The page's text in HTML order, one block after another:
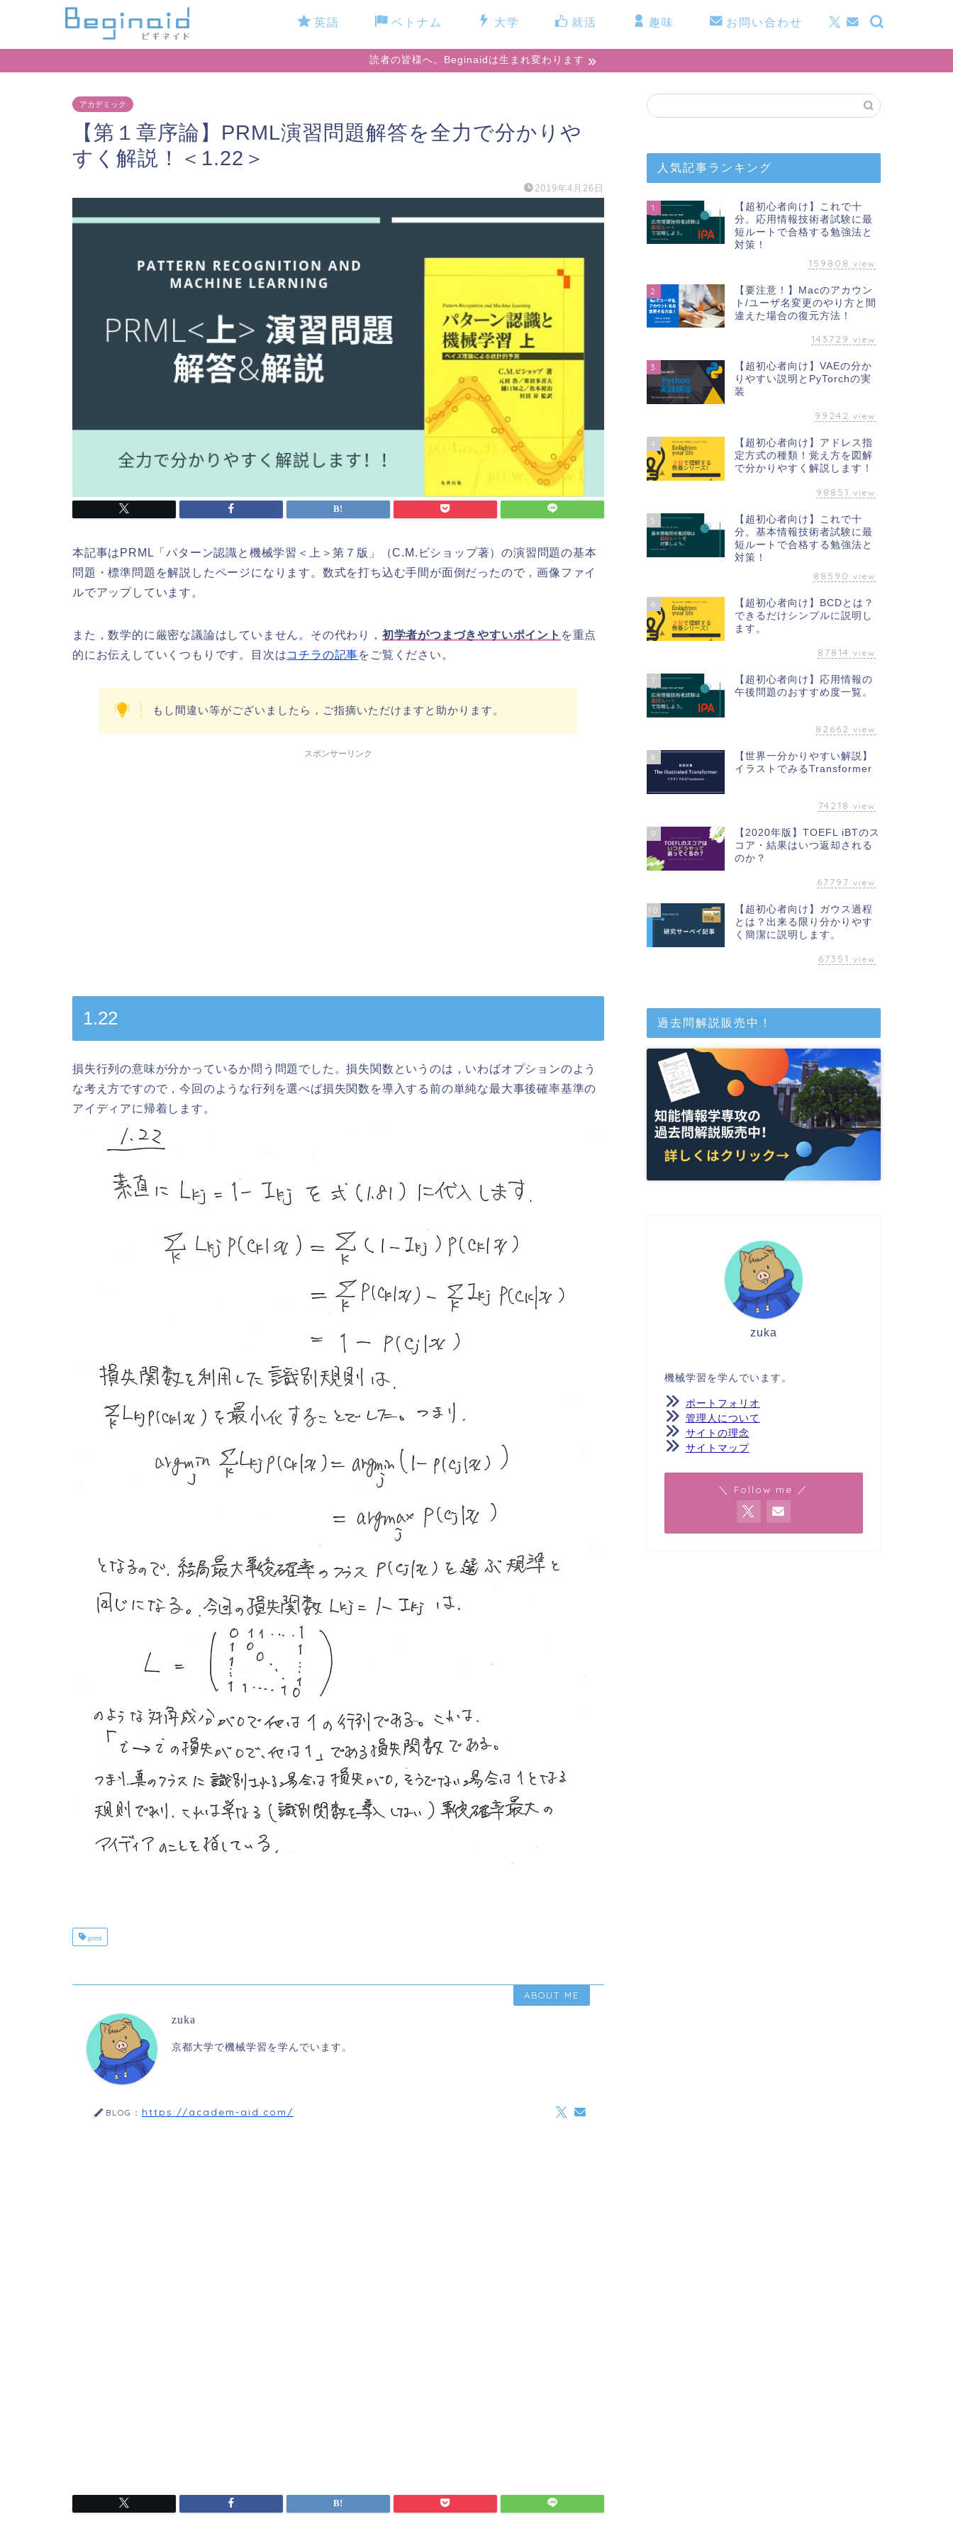
英語 ベトナム 大学 就活 趣味 お問い合わせ
読者の皆様へ。Beginaidは生まれ変わります
アカデミック
【第１章序論】PRML演習問題解答を全力で分かりや
すく解説！＜1.22＞
2019年4月26日
本記事はPRML「パターン認識と機械学習＜上＞第７版」（C.M.ビショップ著）の演習問題の基本
問題・標準問題を解説したページになります。数式を打ち込む手間が面倒だったので，画像ファイ
ルでアップしています。
また，数学的に厳密な議論はしていません。その代わり， 初学者がつまづきやすいポイント を重点
的にお伝えしていくつもりです。目次はコチラの記事をご覧ください。
もし間違い等がございましたら，ご指摘いただけますと助かります。
スポンサーリンク
1.22
損失行列の意味が分かっているか問う問題でした。損失関数というのは，いわばオプションのよう
な考え方ですので，今回のような行列を選べば損失関数を導入する前の単純な最大事後確率基準の
アイディアに帰着します。
prml
ABOUT ME
zuka
京都大学で機械学習を学んでいます。
BLOG： https://academ-aid.com/
人気記事ランキング
1
【超初心者向け】これで十
分。応用情報技術者試験に最
短ルートで合格する勉強法と
対策！
159808 view
2
【要注意！】Macのアカウン
ト/ユーザ名変更のやり方と間
違えた場合の復元方法！
143729 view
3
【超初心者向け】VAEの分か
りやすい説明とPyTorchの実
装
99242 view
4
【超初心者向け】アドレス指
定方式の種類！覚え方を図解
で分かりやすく解説します！
98851 view
5
【超初心者向け】これで十
分。基本情報技術者試験に最
短ルートで合格する勉強法と
対策！
88590 view
6
【超初心者向け】BCDとは？
できるだけシンプルに説明し
ます。
87814 view
7
【超初心者向け】応用情報の
午後問題のおすすめ度一覧。
82662 view
8
【世界一分かりやすい解説】
イラストでみるTransformer
74218 view
9
【2020年版】TOEFL iBTのス
コア・結果はいつ返却される
のか？
67797 view
10
【超初心者向け】ガウス過程
とは？出来る限り分かりやす
く簡潔に説明します。
67351 view
過去問解説販売中！
zuka
機械学習を学んでいます。
ポートフォリオ
管理人について
サイトの理念
サイトマップ
＼ Follow me ／